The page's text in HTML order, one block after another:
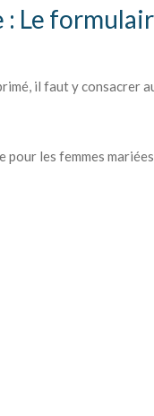
Le
il faut y consacrer
pour les femmes